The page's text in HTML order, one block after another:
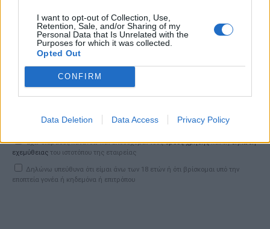
I want to opt-out of Collection, Use,
Retention, Sale, and/or Sharing of my
Personal Data that Is Unrelated with the
Purposes for which it was collected.
Opted Out
CONFIRM
Data Deletion Data Access Privacy Policy
Εγγραφή στο Newsletter
Σημαντικά νέα για την υγεία στο mail σας καθημερινά
ΕΓΓΡΑΦΗ
Έχω διαβάσει, κατανοώ και αποδέχομαι τουςόρους χρήσηςκαι τηδήλωση
εχεμύθειας του ιστοτόπου της εταιρείας
Δηλώνω υπεύθυνα ότι είμαι άνω των 18 ετών ή ότι βρίσκομαι υπό την
εποπτεία γονέα ή κηδεμόνα ή επιτρόπου